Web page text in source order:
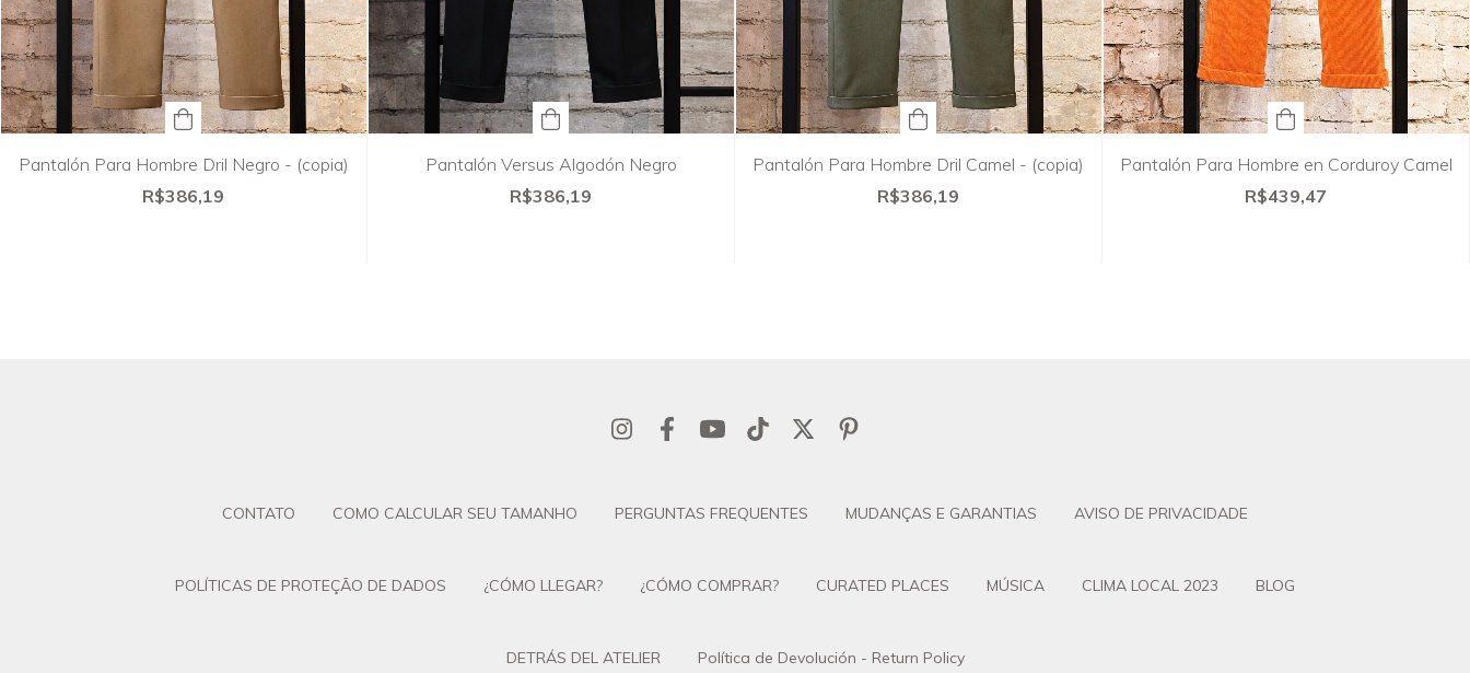
Pantalón Para Hombre Dril Negro - (copia)
R$386,19
Pantalón Versus Algodón Negro
R$386,19
Pantalón Para Hombre Dril Camel - (copia)
R$386,19
Pantalón Para Hombre en Corduroy Camel
R$439,47
CONTATO COMO CALCULAR SEU TAMANHO PERGUNTAS FREQUENTES MUDANÇAS E GARANTIAS AVISO DE PRIVACIDADE
POLÍTICAS DE PROTEÇÃO DE DADOS ¿CÓMO LLEGAR? ¿CÓMO COMPRAR? CURATED PLACES MÚSICA CLIMA LOCAL 2023 BLOG
DETRÁS DEL ATELIER Política de Devolución - Return Policy